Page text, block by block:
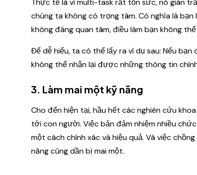
Thực tế là vì multi-task rất tốn sức, nó giàn
chúng ta không có trọng tâm. Có nghĩa là
không đáng quan tâm, điều làm bạn không
Để dễ hiểu, ta có thể lấy ra ví dụ sau: Nếu
không thể nhận lại được những thông tin
3. Làm mai một kỹ năng
Cho đến hiện tại, hầu hết các nghiên cứu
tới con người. Việc bản đảm nhiệm nhiều
một cách chính xác và hiệu quả. Và việc
năng cũng dần bị mai một.